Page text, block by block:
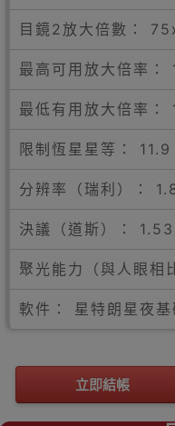
目鏡2放大倍數：
最高可用放大倍率：
最低有用放大倍率：
限制恆星星等： 11.9
分辨率（瑞利）：
決議（道斯）：
聚光能力（與人眼相
軟件： 星特朗星夜
立即結帳